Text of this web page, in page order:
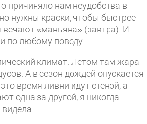
причиняло нам неудобства в
нужны краски, чтобы быстрее
«маньяна» (завтра). И
по любому поводу.
климат. Летом там жара
А в сезон дождей опускается
время ливни идут стеной, а
одна за другой, я никогда